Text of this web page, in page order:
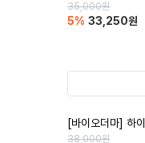
35,000원
5% 33,250원
[바이오더마] 하
38,000원